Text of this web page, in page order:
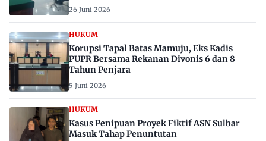
26 Juni 2026
HUKUM
Korupsi Tapal Batas Mamuju, Eks Kadis
PUPR Bersama Rekanan Divonis 6 dan 8
Tahun Penjara
5 Juni 2026
HUKUM
Kasus Penipuan Proyek Fiktif ASN Sulbar
Masuk Tahap Penuntutan